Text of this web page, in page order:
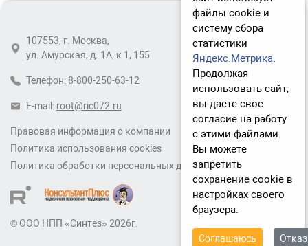
Правовая информация о компании
Политика использования cookies
Политика обработки персональных данных
© ООО НПП «Синтез» 2026г.
107553, г. Москва,
ул. Амурская, д. 1А, к 1, 155
Телефон: 8-800-250-63-12
E-mail: root@ric072.ru
файлы cookie и
систему сбора
статистики
Яндекс.Метрика.
Продолжая
использовать сайт,
вы даете свое
согласие на работу
с этими файлами.
Вы можете
запретить
сохранение cookie в
настройках своего
браузера.
Соглашаюсь